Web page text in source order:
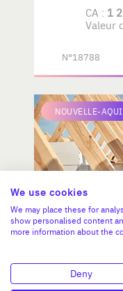
CA : 1
Valeur
N°18788
NOUVELLE-
Neuf &
We use cookies
We may place these for
show personalised content
more information about the
Deny